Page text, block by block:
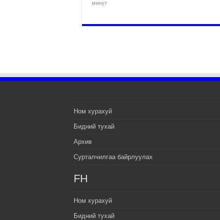
минут
Ном хурахуй
Бидний тухай
Архив
Сурталчилгаа байрлуулах
FH
Ном хурахуй
Бидний тухай